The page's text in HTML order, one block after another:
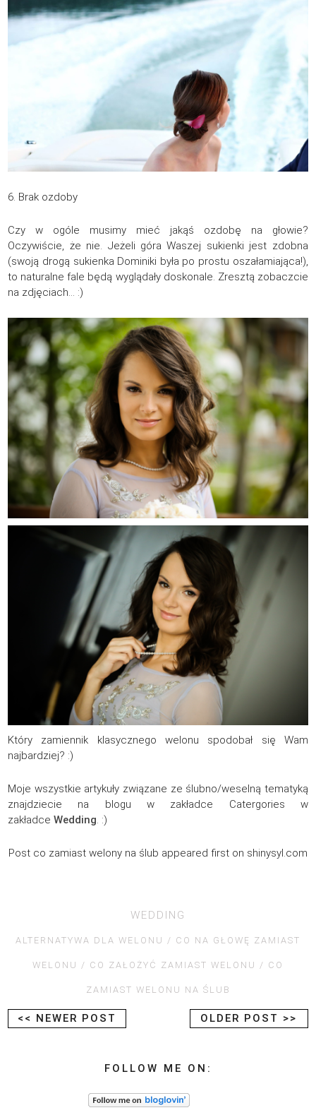
6. Brak ozdoby
Czy w ogóle musimy mieć jakąś ozdobę na głowie?
Oczywiście, że nie. Jeżeli góra Waszej sukienki jest zdobna
(swoją drogą sukienka Dominiki była po prostu oszałamiająca!),
to naturalne fale będą wyglądały doskonale. Zresztą zobaczcie
na zdjęciach… :)
Który zamiennik klasycznego welonu spodobał się Wam
najbardziej? :)
Moje wszystkie artykuły związane ze ślubno/weselną tematyką
znajdziecie na blogu w zakładce Catergories w
zakładceWedding. :)
Post co zamiast welony na ślub appeared first on shinysyl.com
WEDDING
ALTERNATYWA DLA WELONU CO NA GŁOWĘ ZAMIAST
WELONU CO ZAŁOŻYĆ ZAMIAST WELONU CO
ZAMIAST WELONU NA ŚLUB
<< NEWER POST OLDER POST >>
FOLLOW ME ON: